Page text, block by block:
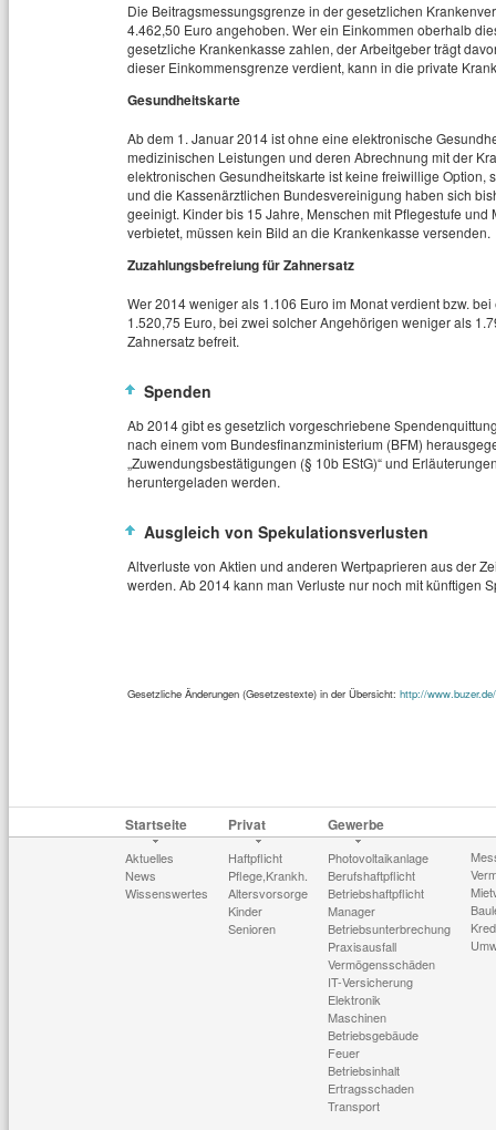
Die Beitragsmessungsgrenze in der gesetzlichen
4.462,50 Euro angehoben. Wer ein Einkommen oberhalb
gesetzliche Krankenkasse zahlen, der Arbeitgeber trägt
dieser Einkommensgrenze verdient, kann in die private
Gesundheitskarte
Ab dem 1. Januar 2014 ist ohne eine elektronische
medizinischen Leistungen und deren Abrechnung mit der
elektronischen Gesundheitskarte ist keine freiwillige
und die Kassenärztlichen Bundesvereinigung haben sich
geeinigt. Kinder bis 15 Jahre, Menschen mit Pflegestufe
verbietet, müssen kein Bild an die Krankenkasse versenden.
Zuzahlungsbefreiung für Zahnersatz
Wer 2014 weniger als 1.106 Euro im Monat verdient bzw.
1.520,75 Euro, bei zwei solcher Angehörigen weniger als
Zahnersatz befreit.
Spenden
Ab 2014 gibt es gesetzlich vorgeschriebene
nach einem vom Bundesfinanzministerium (BFM)
„Zuwendungsbestätigungen (§ 10b EStG)“ und
heruntergeladen werden.
Ausgleich von Spekulationsverlusten
Altverluste von Aktien und anderen Wertpaprieren aus der
werden. Ab 2014 kann man Verluste nur noch mit künftigen
Gesetzliche Änderungen (Gesetzestexte) in der Übersicht: http://
Startseite
Aktuelles
News
Wissenswertes
Privat
Haftpflicht
Pflege,Krankh.
Altersvorsorge
Kinder
Senioren
Gewerbe
Photovoltaikanlage
Berufshaftpflicht
Betriebshaftpflicht
Manager
Betriebsunterbrechung
Praxisausfall
Vermögensschäden
IT-Versicherung
Elektronik
Maschinen
Betriebsgebäude
Feuer
Betriebsinhalt
Ertragsschaden
Transport